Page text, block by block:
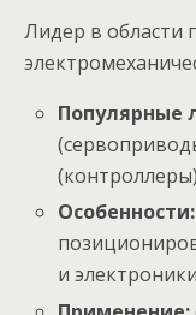
Лидер в области
Популярные
Особенности:
и